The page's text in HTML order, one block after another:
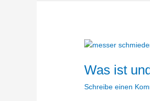
Was ist
Schreibe einen